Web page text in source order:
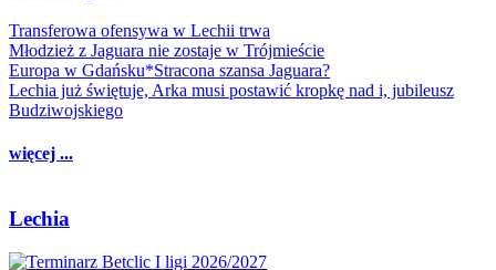
Transferowa ofensywa w Lechii trwa
Młodzież z Jaguara nie zostaje w Trójmieście
Europa w Gdańsku*Stracona szansa Jaguara?
Lechia już świętuje, Arka musi postawić kropkę nad i, jubileusz
Budziwojskiego
więcej ...
Lechia